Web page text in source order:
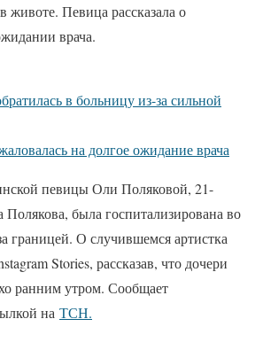
животе. Певица рассказала о
врача.
в больницу из-за сильной
на долгое ожидание врача
певицы Оли Поляковой, 21-
была госпитализирована во
границей. О случившемся артистка
Stories, рассказав, что дочери
ранним утром. Сообщает
на ТСН.